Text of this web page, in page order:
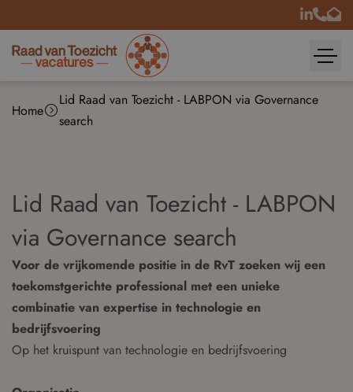
Home
Lid Raad van Toezicht - LABPON via Governance
search
Lid Raad van Toezicht - LABPON
via Governance search
Voor de vrijkomende positie in de RvT zoeken wij een
toekomstgerichte professional met een unieke
combinatie van expertise in technologie en
bedrijfsvoering
Op het kruispunt van technologie en bedrijfsvoering